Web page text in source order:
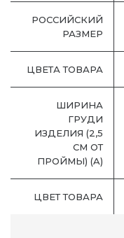
РОССИЙСКИЙ
РАЗМЕР
ЦВЕТА ТОВАРА
ШИРИНА
ГРУДИ
ИЗДЕЛИЯ (2,5
СМ ОТ
ПРОЙМЫ) (A)
ЦВЕТ ТОВАРА